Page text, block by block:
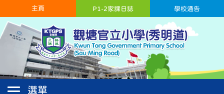
主頁 學校通告
P1-2家課日誌